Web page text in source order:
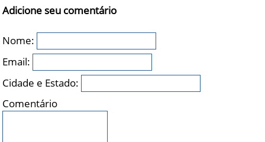
Adicione seu comentário
Nome:
Email:
Cidade e Estado:
Comentário